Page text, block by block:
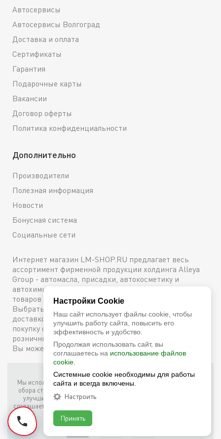
Автосервисы
Автосервисы Волгоград
Доставка и оплата
Сертификаты
Гарантия
Подарочные карты
Вакансии
Договор оферты
Политика конфиденциальности
Дополнительно
Производители
Полезная информация
Новости
Бонусная система
Социальные сети
Интернет магазин LM-SHOP.RU предлагает весь
ассортимент фирменной продукции холдинга Alleya
Group - автомасла, присадки, автокосметику и
автохимию. Каталог содержит подробное описание
товаров с техническими характеристиками и ценами.
Выбрать и купить оригинальную продукцию с
доставкой по Москве можно сейчас же, оформив
покупку онлайн, либо посетив один из наших
розничных магазинов. Более подробную информацию
Вы можете получить по телефону+7 (800) 600-48-38
Фирменный интернет-магазин LM Shop © 2026
Мы используем собственные куки (соокіе) и куки третьих лиц для
обора статистики, маркетинговых целей, а также для того, чтобы
улучшить работу сайта. Продолжая просмотр этого сайта, вы
соглашаетесь с таким использованием файлов куки в соответствии
с условиями
Настройки Cookie
Наш сайт использует файлы cookie, чтобы
улучшить работу сайта, повысить его
эффективность и удобство.
Продолжая использовать сайт, вы
соглашаетесь на использование файлов
cookie.
Системные cookie необходимы для работы
сайта и всегда включены.
Настроить
Принять